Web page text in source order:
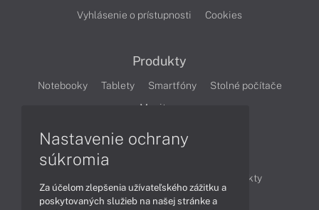
Vyhlásenie o prístupnosti
Cookies
Produkty
Notebooky Tablety Smartfóny
Stolné počítače
Monitory
Produkty
Technológie
Videá
Nastavenie ochrany
súkromia
Za účelom zlepšenia užívateľského zážitku a
poskytovaných služieb na našej stránke a